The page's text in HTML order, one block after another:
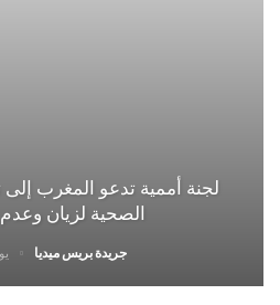
لجنة أممية تدعو المغرب إلى
الصحية لزيان
جريدة بريس ميديا